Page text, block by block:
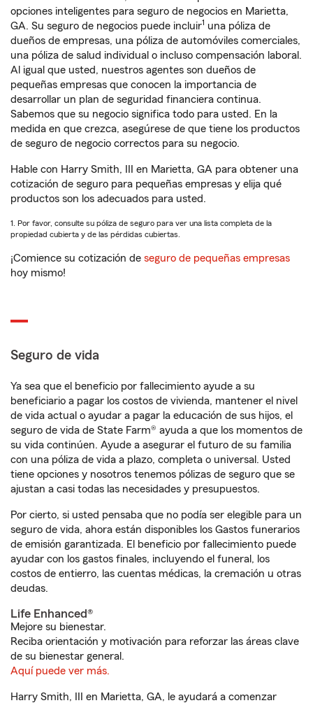
opciones inteligentes para seguro de negocios en Marietta,
GA. Su seguro de negocios puede incluir1 una póliza de
dueños de empresas, una póliza de automóviles comerciales,
una póliza de salud individual o incluso compensación laboral.
Al igual que usted, nuestros agentes son dueños de
pequeñas empresas que conocen la importancia de
desarrollar un plan de seguridad financiera continua.
Sabemos que su negocio significa todo para usted. En la
medida en que crezca, asegúrese de que tiene los productos
de seguro de negocio correctos para su negocio.
Hable con Harry Smith, III en Marietta, GA para obtener una
cotización de seguro para pequeñas empresas y elija qué
productos son los adecuados para usted.
1. Por favor, consulte su póliza de seguro para ver una lista completa de la
propiedad cubierta y de las pérdidas cubiertas.
¡Comience su cotización de seguro de pequeñas empresas
hoy mismo!
Seguro de vida
Ya sea que el beneficio por fallecimiento ayude a su
beneficiario a pagar los costos de vivienda, mantener el nivel
de vida actual o ayudar a pagar la educación de sus hijos, el
seguro de vida de State Farm® ayuda a que los momentos de
su vida continúen. Ayude a asegurar el futuro de su familia
con una póliza de vida a plazo, completa o universal. Usted
tiene opciones y nosotros tenemos pólizas de seguro que se
ajustan a casi todas las necesidades y presupuestos.
Por cierto, si usted pensaba que no podía ser elegible para un
seguro de vida, ahora están disponibles los Gastos funerarios
de emisión garantizada. El beneficio por fallecimiento puede
ayudar con los gastos finales, incluyendo el funeral, los
costos de entierro, las cuentas médicas, la cremación u otras
deudas.
Life Enhanced®
Mejore su bienestar.
Reciba orientación y motivación para reforzar las áreas clave
de su bienestar general.
Aquí puede ver más.
Harry Smith, III en Marietta, GA, le ayudará a comenzar